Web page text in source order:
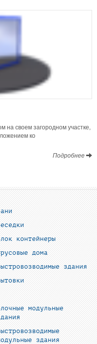
на своем загородном участке,
ко
Подробнее
контейнеры
дома
здания
модульные
здания